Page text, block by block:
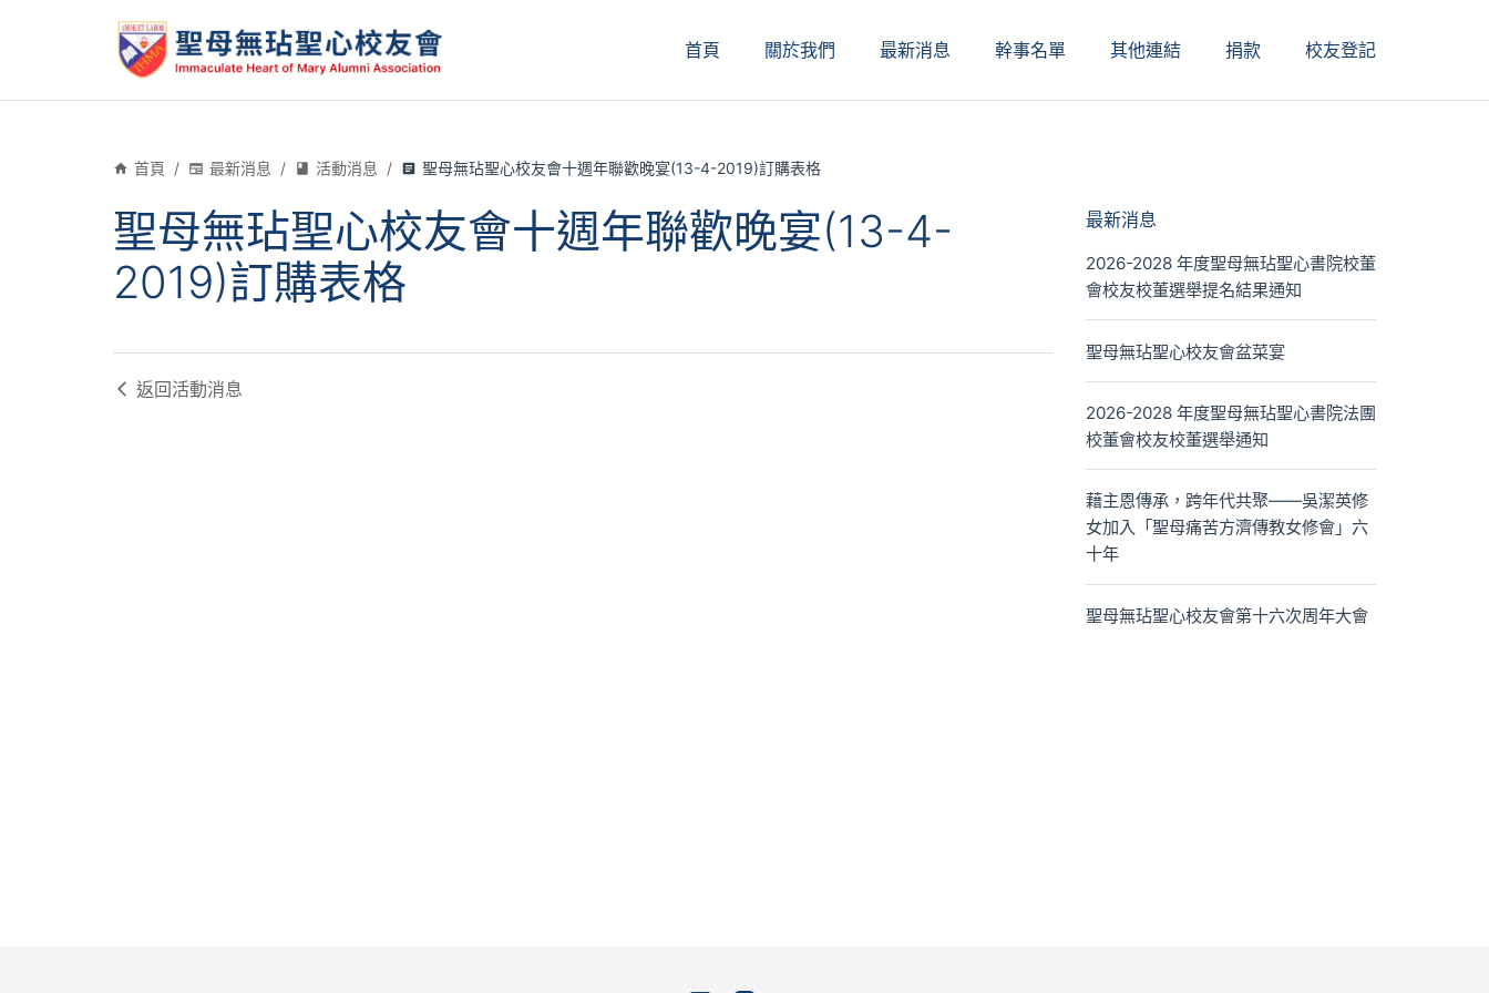
首頁 關於我們 最新消息 幹事名單 其他連結 捐款 校友登記
首頁 / 最新消息 / 活動消息 / 聖母無玷聖心校友會十週年聯歡晚宴(13-4-2019)訂購表格
聖母無玷聖心校友會十週年聯歡晚宴(13-4-
2019)訂購表格
返回活動消息
最新消息
2026-2028 年度聖母無玷聖心書院校董
會校友校董選舉提名結果通知
聖母無玷聖心校友會盆菜宴
2026-2028 年度聖母無玷聖心書院法團
校董會校友校董選舉通知
藉主恩傳承，跨年代共聚——吳潔英修
女加入「聖母痛苦方濟傳教女修會」六
十年
聖母無玷聖心校友會第十六次周年大會